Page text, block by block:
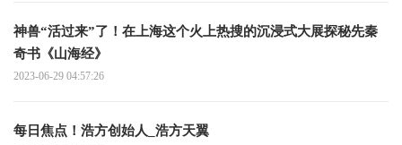
神兽“活过来”了！在上海这个火上热搜的沉浸式大展探秘先秦
奇书《山海经》
2023-06-29 04:57:26
每日焦点！浩方创始人_浩方天翼